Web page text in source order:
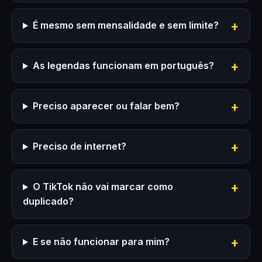
É mesmo sem mensalidade e sem limite?
As legendas funcionam em português?
Preciso aparecer ou falar bem?
Preciso de internet?
O TikTok não vai marcar como
duplicado?
E se não funcionar para mim?